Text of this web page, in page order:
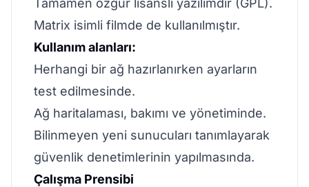
Tamamen özgür lisanslı yazılımdır (GPL).
Matrix isimli filmde de kullanılmıştır.
Kullanım alanları:
Herhangi bir ağ hazırlanırken ayarların
test edilmesinde.
Ağ haritalaması, bakımı ve yönetiminde.
Bilinmeyen yeni sunucuları tanımlayarak
güvenlik denetimlerinin yapılmasında.
Çalışma Prensibi